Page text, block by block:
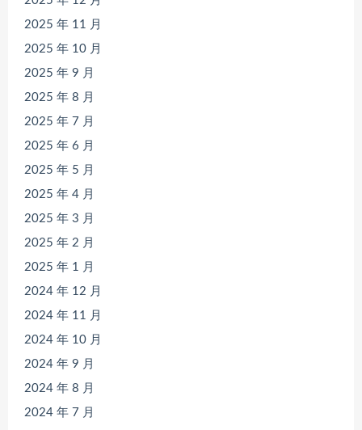
2025 年 11 月
2025 年 10 月
2025 年 9 月
2025 年 8 月
2025 年 7 月
2025 年 6 月
2025 年 5 月
2025 年 4 月
2025 年 3 月
2025 年 2 月
2025 年 1 月
2024 年 12 月
2024 年 11 月
2024 年 10 月
2024 年 9 月
2024 年 8 月
2024 年 7 月